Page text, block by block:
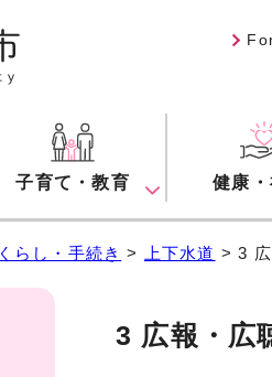
子育て・教育 健康
くらし・手続き > 上下水道 > 3
3 広報・広